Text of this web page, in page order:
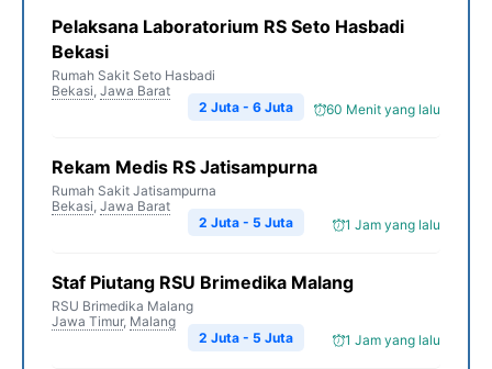
Pelaksana Laboratorium RS Seto Hasbadi
Bekasi
Rumah Sakit Seto Hasbadi
Bekasi, Jawa Barat
60 Menit yang lalu
2 Juta - 6 Juta
Rekam Medis RS Jatisampurna
Rumah Sakit Jatisampurna
Bekasi, Jawa Barat
1 Jam yang lalu
2 Juta - 5 Juta
Staf Piutang RSU Brimedika Malang
RSU Brimedika Malang
Jawa Timur, Malang
1 Jam yang lalu
2 Juta - 5 Juta